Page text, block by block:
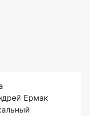
Ермак